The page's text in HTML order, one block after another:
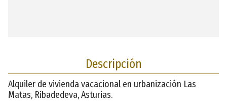
Descripción
Alquiler de vivienda vacacional en urbanización Las
Matas, Ribadedeva, Asturias.